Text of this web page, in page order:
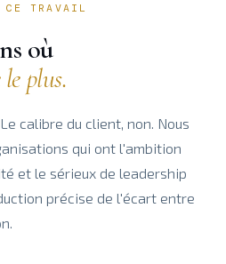
TRAVAIL
où
plus.
calibre du client, non. Nous
qui ont l'ambition
et le sérieux de leadership
précise de l'écart entre